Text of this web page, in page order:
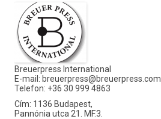
Breuerpress International
E-mail: breuerpress@breuerpress.com
Telefon: +36 30 999 4863
Cím: 1136 Budapest,
Pannónia utca 21. MF.3.